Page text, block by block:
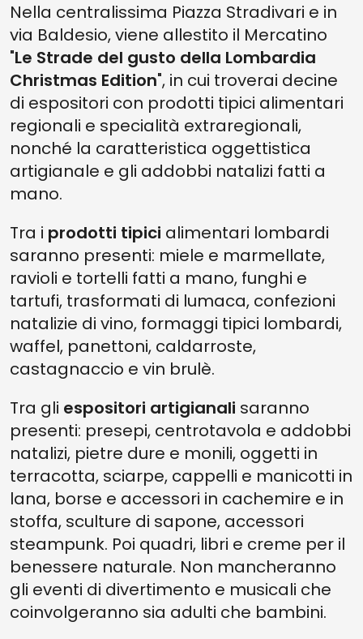
Nella centralissima Piazza Stradivari e in
via Baldesio, viene allestito il Mercatino
"Le Strade del gusto della Lombardia
Christmas Edition", in cui troverai decine
di espositori con prodotti tipici alimentari
regionali e specialità extraregionali,
nonché la caratteristica oggettistica
artigianale e gli addobbi natalizi fatti a
mano.
Tra i prodotti tipici alimentari lombardi
saranno presenti: miele e marmellate,
ravioli e tortelli fatti a mano, funghi e
tartufi, trasformati di lumaca, confezioni
natalizie di vino, formaggi tipici lombardi,
waffel, panettoni, caldarroste,
castagnaccio e vin brulè.
Tra gli espositori artigianali saranno
presenti: presepi, centrotavola e addobbi
natalizi, pietre dure e monili, oggetti in
terracotta, sciarpe, cappelli e manicotti in
lana, borse e accessori in cachemire e in
stoffa, sculture di sapone, accessori
steampunk. Poi quadri, libri e creme per il
benessere naturale. Non mancheranno
gli eventi di divertimento e musicali che
coinvolgeranno sia adulti che bambini.